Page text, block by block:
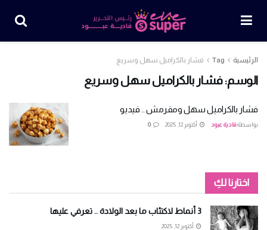
الرئيسية Tag فشار بالكراميل سهل وسريع
الوسم:فشار بالكراميل سهل وسريع
فشار بالكراميل سهل ومقرمش .. فيديو
بواسطةفادية عبود أكتوبر 12, 2025 0
اختارنا لكِ
3 أنماط لاكتئاب ما بعد الولادة .. تعرفي عليها
أكتوبر 12, 2025